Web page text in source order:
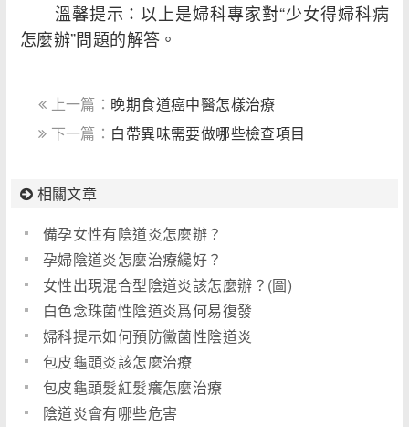
溫馨提示：以上是婦科專家對“少女得婦科病
怎麼辦”問題的解答。
上一篇： 晚期食道癌中醫怎樣治療
下一篇： 白帶異味需要做哪些檢查項目
相關文章
備孕女性有陰道炎怎麼辦？
孕婦陰道炎怎麼治療纔好？
女性出現混合型陰道炎該怎麼辦？(圖)
白色念珠菌性陰道炎爲何易復發
婦科提示如何預防黴菌性陰道炎
包皮龜頭炎該怎麼治療
包皮龜頭髮紅髮癢怎麼治療
陰道炎會有哪些危害